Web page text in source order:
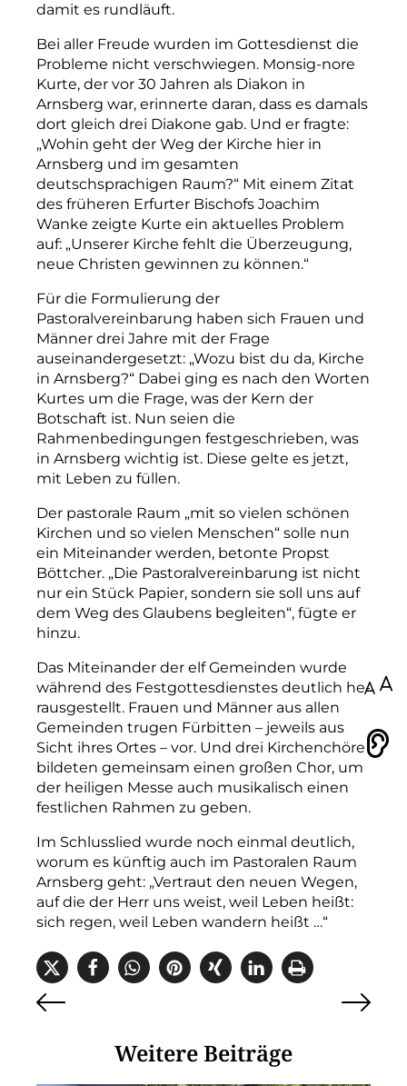
damit es rundläuft.
Bei aller Freude wurden im Gottesdienst die
Probleme nicht verschwiegen. Monsi­g-nore
Kurte, der vor 30 Jahren als Diakon in
Arnsberg war, erinnerte daran, dass es damals
dort gleich drei Diakone gab. Und er fragte:
„Wohin geht der Weg der Kirche hier in
Arnsberg und im gesamten
deutschsprachigen Raum?“ Mit einem Zitat
des früheren Erfurter Bischofs Joachim
Wanke zeigte Kurte ein aktuelles Problem
auf: „Unserer Kirche fehlt die Überzeugung,
neue Christen gewinnen zu können.“
Für die Formulierung der
Pastoralvereinbarung haben sich Frauen und
Männer drei Jahre mit der Frage
auseinandergesetzt: „Wozu bist du da, Kirche
in Arnsberg?“ Dabei ging es nach den Worten
Kurtes um die Frage, was der Kern der
Botschaft ist. Nun seien die
Rahmenbedingungen festgeschrieben, was
in Arnsberg wichtig ist. Diese gelte es jetzt,
mit Leben zu füllen.
Der pastorale Raum „mit so vielen schönen
Kirchen und so vielen Menschen“ solle nun
ein Miteinander werden, betonte Propst
Böttcher. „Die Pastoralvereinbarung ist nicht
nur ein Stück Papier, sondern sie soll uns auf
dem Weg des Glaubens begleiten“, fügte er
hinzu.
Das Miteinander der elf Gemeinden wurde
während des Festgottesdienstes deutlich he­
rausgestellt. Frauen und Männer aus allen
Gemeinden trugen Fürbitten – jeweils aus
Sicht ihres Ortes – vor. Und drei Kirchenchöre
bildeten gemeinsam einen großen Chor, um
der heiligen Messe auch musikalisch einen
festlichen Rahmen zu geben.
Im Schlusslied wurde noch einmal deutlich,
worum es künftig auch im Pastoralen Raum
Arnsberg geht: „Vertraut den neuen Wegen,
auf die der Herr uns weist, weil Leben heißt:
sich regen, weil Leben wandern heißt …“
Weitere Beiträge
100
Vorlesen